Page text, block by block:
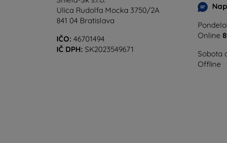
Ulica Rudolfa Mocka 3750/2A
841 04 Bratislava
IČO: 46701494
IČ DPH: SK2023549671
Online
Sobota
Offline